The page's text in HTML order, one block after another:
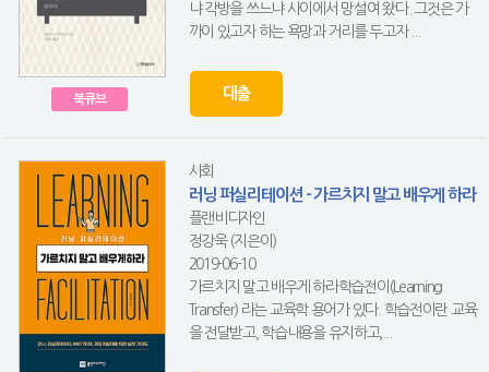
북큐브
냐 각방을 쓰느냐 사이에서 망설여 왔다. 그것은 가
까이 있고자 하는 욕망과 거리를 두고자 ...
대출
사회
러닝 퍼실리테이션 - 가르치지 말고 배우게 하라
플랜비디자인
정강욱 (지은이)
2019-06-10
가르치지 말고 배우게 하라학습전이(Learning
Transfer) 라는 교육학 용어가 있다. 학습전이란 교육
을 전달받고, 학습내용을 유지하고,...